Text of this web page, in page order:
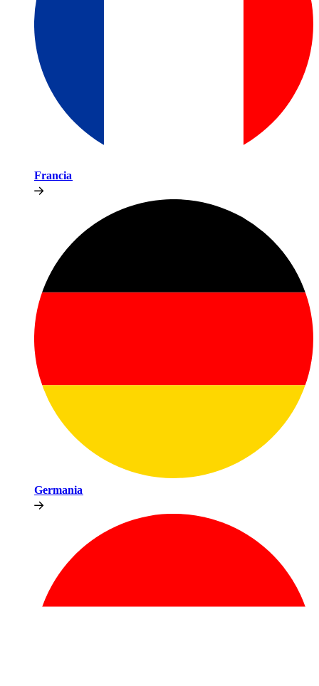
Francia​​
Germania​​